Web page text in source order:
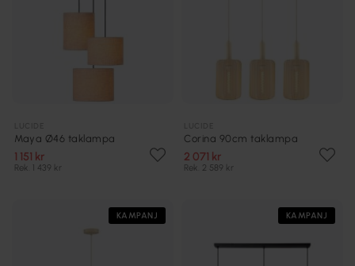
Maya Ø46 taklampa
1 151 kr
Rek. 1 439 kr
Corina 90cm taklampa
2 071 kr
Rek. 2 589 kr
KAMPANJ KAMPANJ